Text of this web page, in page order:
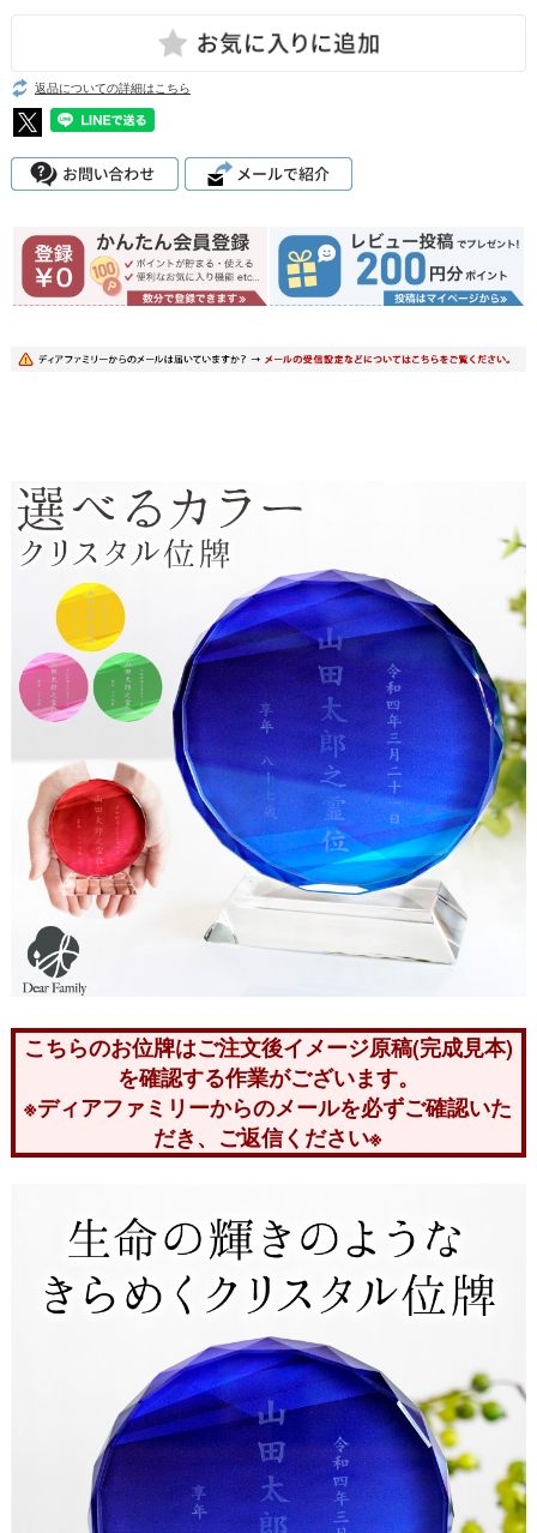
返品についての詳細はこちら
こちらのお位牌はご注文後イメージ原稿(完成見本)
を確認する作業がございます。
※ディアファミリーからのメールを必ずご確認いた
だき、ご返信ください※